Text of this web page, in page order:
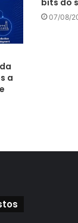
a
bits do
07/08/